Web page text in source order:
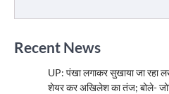
Recent News
UP: पंखा लगाकर सुखाया जा
शेयर कर अखिलेश का तंज; बोले-